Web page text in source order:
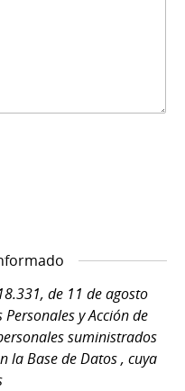
de 11 de agosto
y Acción de
suministrados
la Base de Datos , cuya